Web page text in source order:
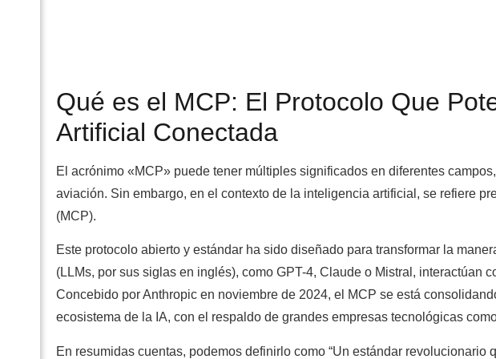
Qué es el MCP: El Protocolo Que
Artificial Conectada
El acrónimo «MCP» puede tener múltiples significados en diferentes
aviación. Sin embargo, en el contexto de la inteligencia artificial, se refiere
(MCP).
Este protocolo abierto y estándar ha sido diseñado para transformar la
(LLMs, por sus siglas en inglés), como GPT-4, Claude o Mistral, interactúan
Concebido por Anthropic en noviembre de 2024, el MCP se está
ecosistema de la IA, con el respaldo de grandes empresas tecnológicas
En resumidas cuentas, podemos definirlo como “Un estándar